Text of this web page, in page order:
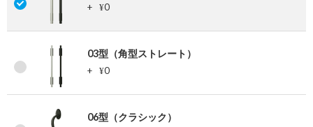
+ ¥0
03型（角型ストレート）
+ ¥0
06型（クラシック）